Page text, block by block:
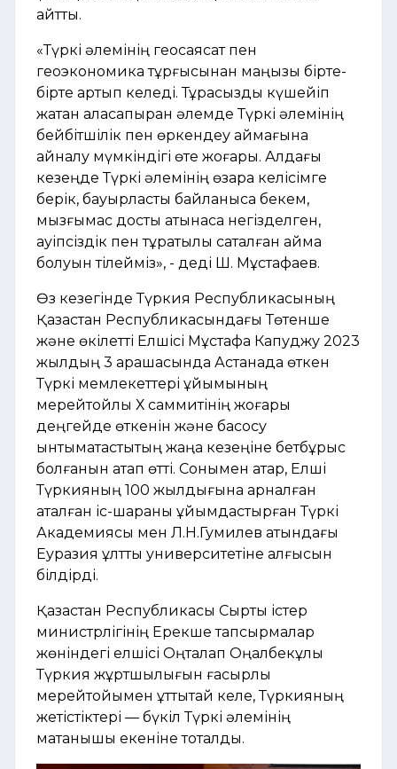
айтты.
«Түркі әлемінің геосаясат пен
геоэкономика тұрғысынан маңызы бірте-
бірте артып келеді. Тұрақсыздық күшейіп
жатқан аласапыран әлемде Түркі әлемінің
бейбітшілік пен өркендеу аймағына
айналу мүмкіндігі өте жоғары. Алдағы
кезеңде Түркі әлемінің өзара келісімге
берік, бауырластық байланысқа бекем,
мызғымас достық қатынасқа негізделген,
қауіпсіздік пен тұрақтылық сақталған аймақ
болуын тілейміз», - деді Ш. Мұстафаев.
Өз кезегінде Түркия Республикасының
Қазақстан Республикасындағы Төтенше
және өкілетті Елшісі Мұстафа Капуджу 2023
жылдың 3 қарашасында Астанада өткен
Түркі мемлекеттері ұйымының
мерейтойлық Х саммитінің жоғары
деңгейде өткенін және басқосу
ынтымақтастықтың жаңа кезеңіне бетбұрыс
болғанын атап өтті. Сонымен қатар, Елші
Түркияның 100 жылдығына арналған
аталған іс-шараны ұйымдастырған Түркі
Академиясы мен Л.Н.Гумилев атындағы
Еуразия ұлттық университетіне алғысын
білдірді.
Қазақстан Республикасы Сыртқы істер
министрлігінің Ерекше тапсырмалар
жөніндегі елшісі Оңталап Оңалбекұлы
Түркия жұртшылығын ғасырлық
мерейтойымен құттықтай келе, Түркияның
жетістіктері — бүкіл Түркі әлемінің
мақтанышы екеніне тоқталды.